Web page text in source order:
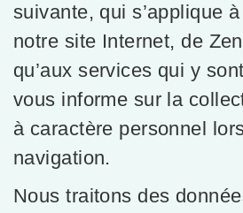
suivante, qui s’applique
notre site Internet, de
qu’aux services qui y
vous informe sur la
à caractère personnel
navigation.
Nous traitons des